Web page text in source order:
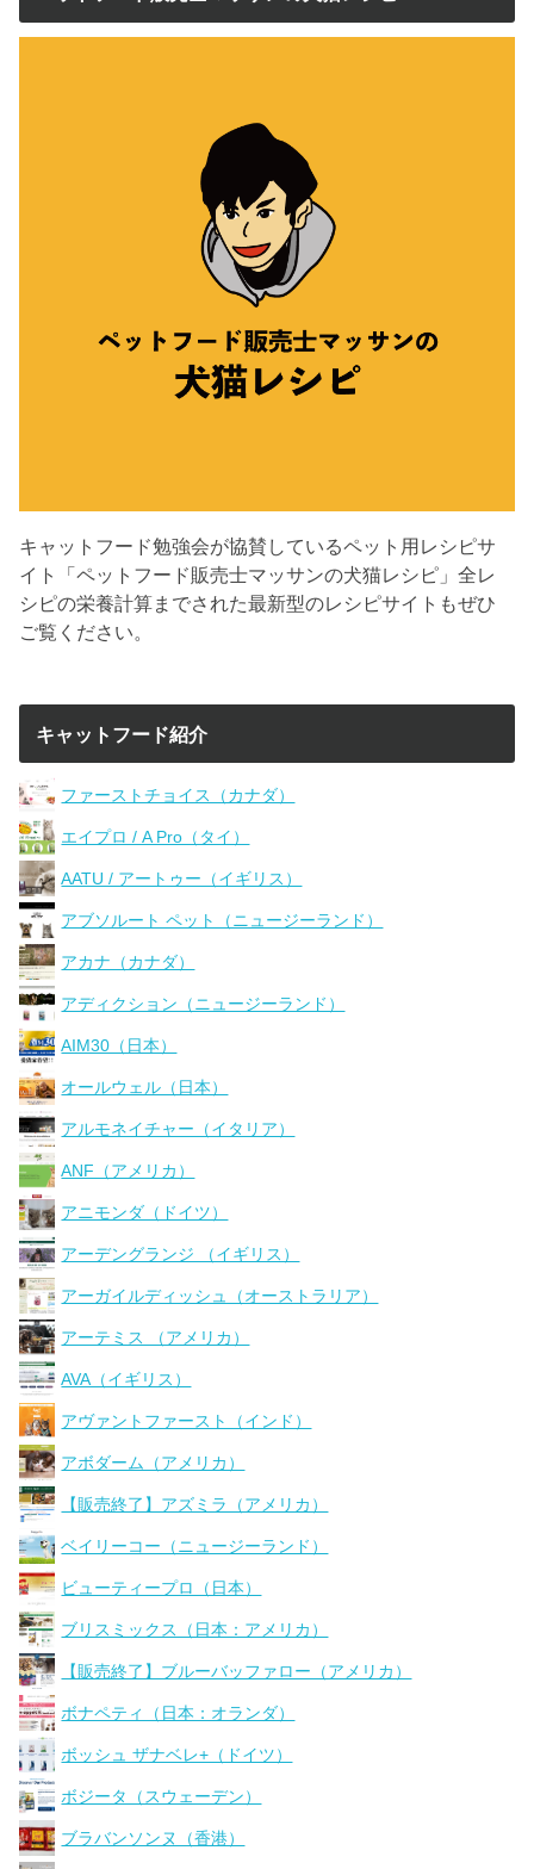
キャットフード勉強会が協賛しているペット用レシピサ
イト「ペットフード販売士マッサンの犬猫レシピ」全レ
シピの栄養計算までされた最新型のレシピサイトもぜひ
ご覧ください。
キャットフード紹介
ファーストチョイス（カナダ）
エイプロ / A Pro（タイ）
AATU / アートゥー（イギリス）
アブソルート ペット（ニュージーランド）
アカナ（カナダ）
アディクション（ニュージーランド）
AIM30（日本）
オールウェル（日本）
アルモネイチャー（イタリア）
ANF（アメリカ）
アニモンダ（ドイツ）
アーデングランジ （イギリス）
アーガイルディッシュ（オーストラリア）
アーテミス （アメリカ）
AVA（イギリス）
アヴァントファースト（インド）
アボダーム（アメリカ）
【販売終了】アズミラ（アメリカ）
ベイリーコー（ニュージーランド）
ビューティープロ（日本）
ブリスミックス（日本：アメリカ）
【販売終了】ブルーバッファロー（アメリカ）
ボナペティ（日本：オランダ）
ボッシュ ザナベレ+（ドイツ）
ボジータ（スウェーデン）
ブラバンソンヌ（香港）